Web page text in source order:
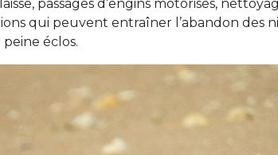
passages d’engins motorisés,
qui peuvent entraîner l’abandon des
éclos.